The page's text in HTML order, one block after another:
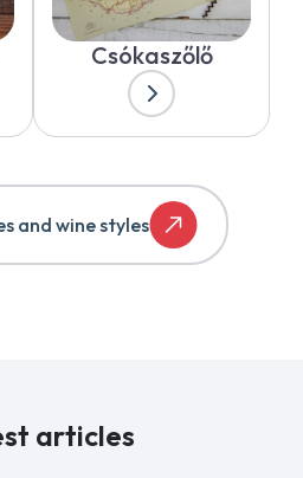
Csókaszőlő
and wine styles
articles